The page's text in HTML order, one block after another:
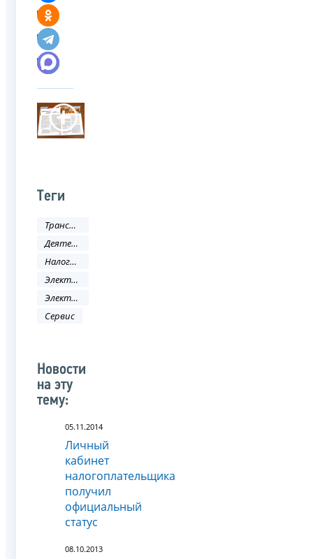
Теги
Трансфертное ценообразование
Деятельность ФНС
Налоговое законодательство
Электронные услуги
Электронные сервисы
Сервис
Новости
на эту
тему:
05.11.2014
Личный
кабинет
налогоплательщика
получил
официальный
статус
08.10.2013